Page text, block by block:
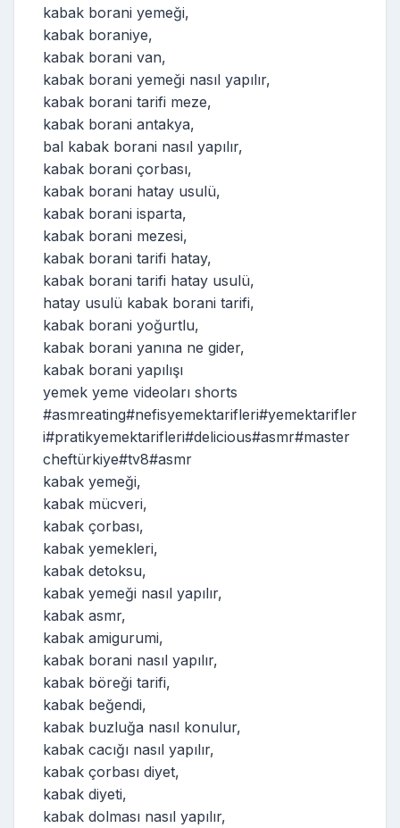
kabak borani yemeği,
kabak boraniye,
kabak borani van,
kabak borani yemeği nasıl yapılır,
kabak borani tarifi meze,
kabak borani antakya,
bal kabak borani nasıl yapılır,
kabak borani çorbası,
kabak borani hatay usulü,
kabak borani isparta,
kabak borani mezesi,
kabak borani tarifi hatay,
kabak borani tarifi hatay usulü,
hatay usulü kabak borani tarifi,
kabak borani yoğurtlu,
kabak borani yanına ne gider,
kabak borani yapılışı
yemek yeme videoları shorts
#asmreating#nefisyemektarifleri#yemektarifler
i#pratikyemektarifleri#delicious#asmr#master
cheftürkiye#tv8#asmr
kabak yemeği,
kabak mücveri,
kabak çorbası,
kabak yemekleri,
kabak detoksu,
kabak yemeği nasıl yapılır,
kabak asmr,
kabak amigurumi,
kabak borani nasıl yapılır,
kabak böreği tarifi,
kabak beğendi,
kabak buzluğa nasıl konulur,
kabak cacığı nasıl yapılır,
kabak çorbası diyet,
kabak diyeti,
kabak dolması nasıl yapılır,